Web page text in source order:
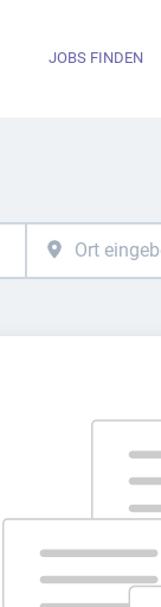
JOBS FINDEN